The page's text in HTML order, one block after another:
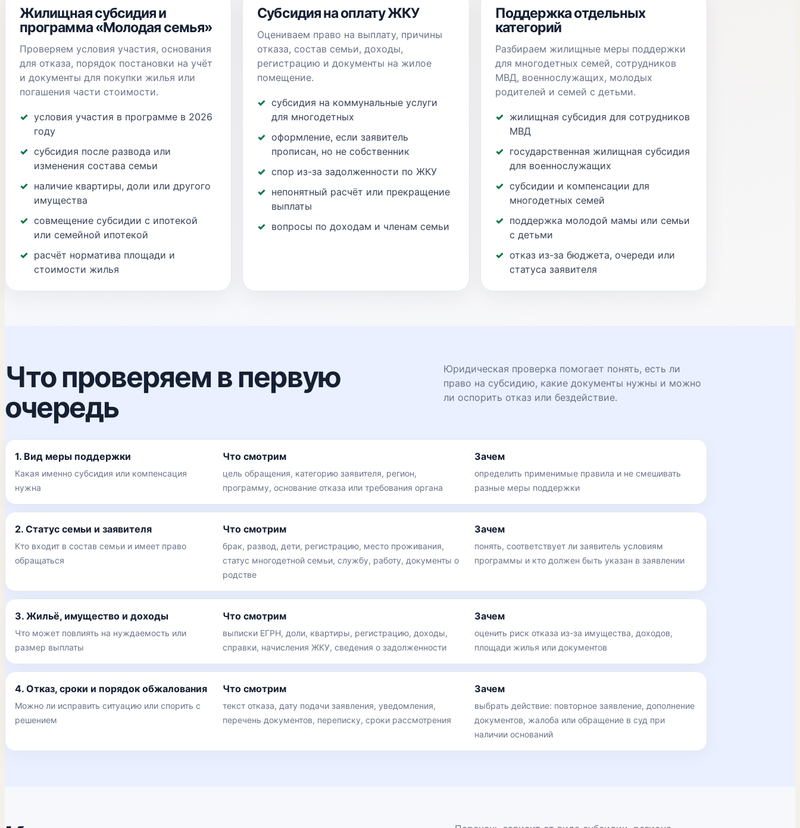
Жилищная субсидия и
программа «Молодая семья»
Проверяем условия участия, основания
для отказа, порядок постановки на учёт
и документы для покупки жилья или
погашения части стоимости.
условия участия в программе в 2026
году
субсидия после развода или
изменения состава семьи
наличие квартиры, доли или другого
имущества
совмещение субсидии с ипотекой
или семейной ипотекой
расчёт норматива площади и
стоимости жилья
Субсидия на оплату ЖКУ
Оцениваем право на выплату, причины
отказа, состав семьи, доходы,
регистрацию и документы на жилое
помещение.
субсидия на коммунальные услуги
для многодетных
оформление, если заявитель
прописан, но не собственник
спор из-за задолженности по ЖКУ
непонятный расчёт или прекращение
выплаты
вопросы по доходам и членам семьи
Поддержка отдельных
категорий
Разбираем жилищные меры поддержки
для многодетных семей, сотрудников
МВД, военнослужащих, молодых
родителей и семей с детьми.
жилищная субсидия для сотрудников
МВД
государственная жилищная субсидия
для военнослужащих
субсидии и компенсации для
многодетных семей
поддержка молодой мамы или семьи
с детьми
отказ из-за бюджета, очереди или
статуса заявителя
Что проверяем в первую
очередь
Юридическая проверка помогает понять, есть ли
право на субсидию, какие документы нужны и можно
ли оспорить отказ или бездействие.
1. Вид меры поддержки
Какая именно субсидия или компенсация
нужна
Что смотрим
цель обращения, категорию заявителя, регион,
программу, основание отказа или требования органа
Зачем
определить применимые правила и не смешивать
разные меры поддержки
2. Статус семьи и заявителя
Кто входит в состав семьи и имеет право
обращаться
Что смотрим
брак, развод, дети, регистрацию, место проживания,
статус многодетной семьи, службу, работу, документы о
родстве
Зачем
понять, соответствует ли заявитель условиям
программы и кто должен быть указан в заявлении
3. Жильё, имущество и доходы
Что может повлиять на нуждаемость или
размер выплаты
Что смотрим
выписки ЕГРН, доли, квартиры, регистрацию, доходы,
справки, начисления ЖКУ, сведения о задолженности
Зачем
оценить риск отказа из-за имущества, доходов,
площади жилья или документов
4. Отказ, сроки и порядок обжалования
Можно ли исправить ситуацию или спорить с
решением
Что смотрим
текст отказа, дату подачи заявления, уведомления,
перечень документов, переписку, сроки рассмотрения
Зачем
выбрать действие: повторное заявление, дополнение
документов, жалоба или обращение в суд при
наличии оснований